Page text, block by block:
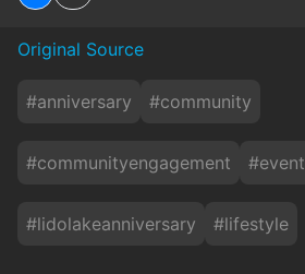
Original Source
#anniversary #community
#communityengagement #event
#lidolakeanniversary #lifestyle